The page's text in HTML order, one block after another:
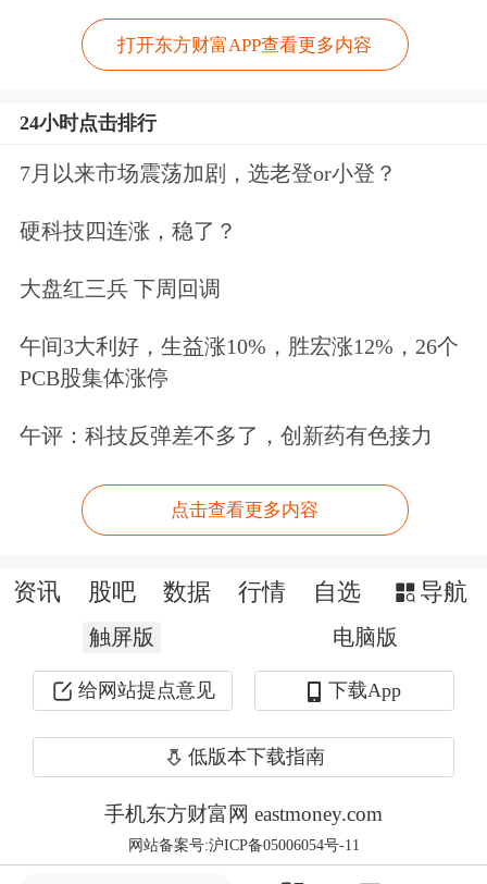
最新监管文件显示，华尔街“大空
头”Michael Burry管理的Scion Asset
Management约80%的持仓集中于做
空“AI大牛股”Palantir、英伟达，押注规
Scion Asset Management提前两周披露
Palantir的看跌期权名义价值高达9.12亿
的看跌期权名义价值达1.86亿美元，两
者合计占到了公司投资组合权重的
当地时间周二，Palantir的首席执行官
Alex Karp公开怒斥卖空者，并且特别
点名了电影《大空头》的原型人物巴里
（Michael Burry）。“他做空的这两家
公司恰恰盈利能力极强，这非常奇
怪。” Karp表示，“认为芯片和本体论
（AI技术体系中关键的支撑性技术）公
打开东方财富APP查看更多内容
24小时点击排行
7月以来市场震荡加剧，选老登or小登？
硬科技四连涨，稳了？
大盘红三兵 下周回调
午间3大利好，生益涨10%，胜宏涨12%，26个
PCB股集体涨停
午评：科技反弹差不多了，创新药有色接力
点击查看更多内容
资讯 股吧 数据 行情 自选 导航
触屏版 电脑版
给网站提点意见 下载App
低版本下载指南
手机东方财富网 eastmoney.com
网站备案号:沪ICP备05006054号-11